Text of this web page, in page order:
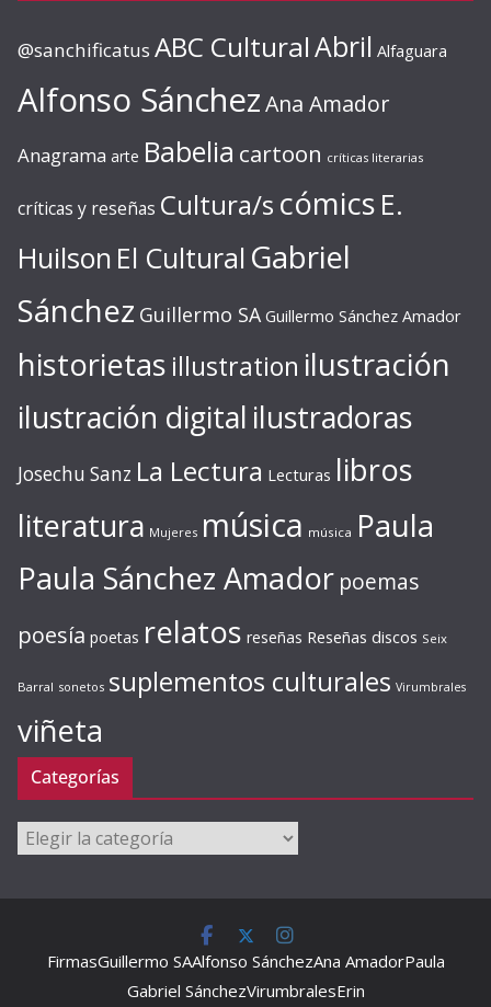
@sanchificatus ABC CulturalAbril Alfaguara
Alfonso SánchezAna Amador
Anagrama arte Babelia cartoon críticas literarias
críticas y reseñas Cultura/s cómics E.
Huilson El Cultural Gabriel
Sánchez Guillermo SA Guillermo Sánchez Amador
historietas illustration ilustración
ilustración digital ilustradoras
Josechu Sanz La Lectura Lecturas libros
literatura Mujeres música música Paula
Paula Sánchez Amador poemas
poesía poetas relatos reseñas Reseñas discos Seix
Barral sonetos suplementos culturales Virumbrales
viñeta
Categorías
Categorías
FirmasGuillermo SAAlfonso SánchezAna AmadorPaula
Gabriel SánchezVirumbralesErin